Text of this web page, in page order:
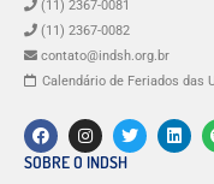
(11) 2367-0081
(11) 2367-0082
contato@indsh.org.br
Calendário de Feriados das
SOBRE O INDSH